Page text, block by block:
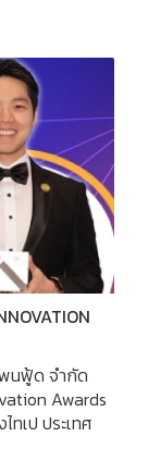
นฟู้ด จำกัด
Awards
เป ประเทศ